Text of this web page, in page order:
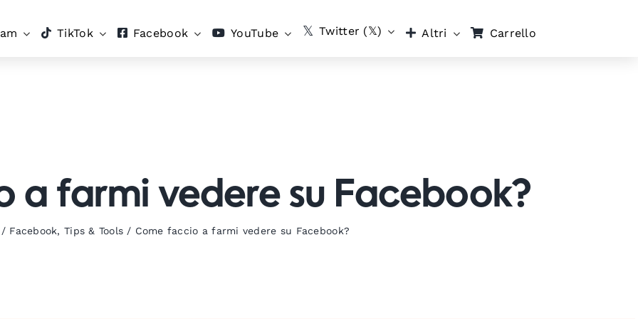
TikTok Facebook YouTube Twitter (𝕏) Altri Carrello
a farmi vedere su Facebook?
/ Facebook,Tips & Tools / Come faccio a farmi vedere su Facebook?